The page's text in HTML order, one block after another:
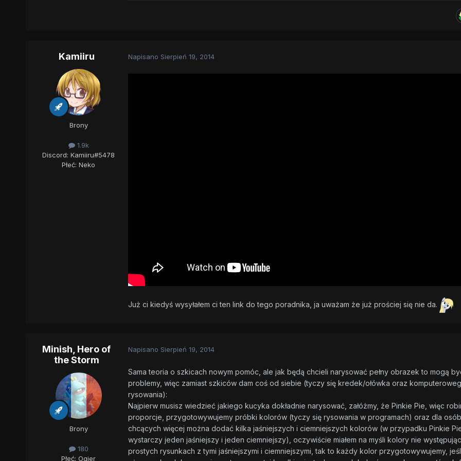
Kamiiru
Brony
1.9k
Discord: Kamiiru#5478
Płeć: Neko
Napisano Sierpień 19, 2014
Już ci kiedyś wysyłałem ci ten link do tego poradnika, ja uważam że już prościej się nie da.
Minish, Hero of
the Storm
Brony
180
Płeć: Ogier
Napisano Sierpień 19, 2014
Sama teoria o szkicach nowym pomóc, ale jak będą chcieli narysować pełny obrazek to mogą
problemy, więc zamiast szkiców dam coś od siebie (tyczy się kredek/ołówka oraz
rysowania):
Najpierw musisz wiedzieć jakiego kucyka dokładnie narysować, załóżmy, że Pinkie Pie, więc
proporcje, przygotowywujemy próbki kolorów (tyczy się rysowania w programach) oraz dla osób
chcących więcej można dodać kilka jaśniejszych i ciemniejszych kolorów (w przypadku Pinkie
wystarczy jeden jaśniejszy i jeden ciemniejszy), oczywiście miałem na myśli kolory nie
prostych rysunkach z tymi jaśniejszymi i ciemniejszymi, tak to każdy kolor przygotowywujemy,